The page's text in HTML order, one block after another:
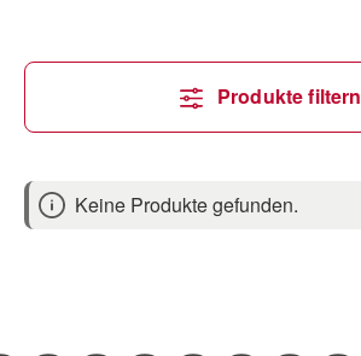
Produkte filtern
Keine Produkte gefunden.